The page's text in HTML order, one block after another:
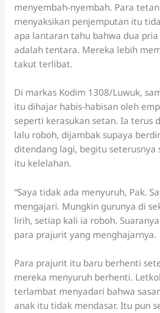
menyembah-nyembah. Para
menyaksikan penjemputan itu
apa lantaran tahu bahwa dua
adalah tentara. Mereka lebih
takut terlibat.
Di markas Kodim 1308/Luwuk,
itu dihajar habis-habisan oleh
seperti kerasukan setan. Ia terus
lalu roboh, dijambak supaya
ditendang lagi, begitu
itu kelelahan.
“Saya tidak ada menyuruh, Pak.
mengajari. Mungkin gurunya di
lirih, setiap kali ia roboh.
para prajurit yang menghajarnya.
Para prajurit itu baru berhenti
mereka menyuruh berhenti.
terlambat menyadari bahwa
anak itu tidak mendasar. Itu pun